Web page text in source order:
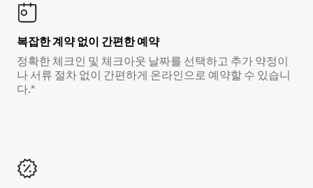
복잡한 계약 없이 간편한 예약
정확한 체크인 및 체크아웃 날짜를 선택하고 추가 약정이
나 서류 절차 없이 간편하게 온라인으로 예약할 수 있습니
다.*